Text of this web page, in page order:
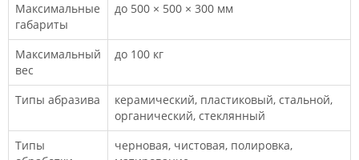
Максимальные
габариты
до 500 × 500 × 300 мм
Максимальный
вес
до 100 кг
Типы абразива
керамический, пластиковый, стальной,
органический, стеклянный
Типы
черновая, чистовая, полировка,